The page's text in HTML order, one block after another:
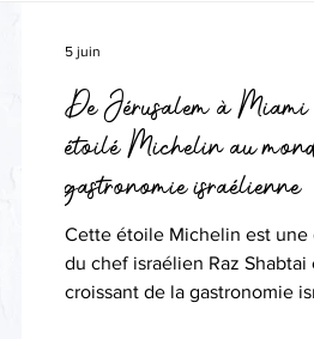
De Jérusalem à Miami
étoilé Michelin au
gastronomie israélienne
Cette étoile Michelin est
du chef israélien Raz
croissant de la gastronomie
5 juin